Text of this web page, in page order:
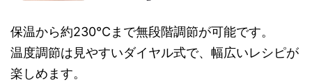
保温から約230℃まで無段階調節が可能です。
温度調節は見やすいダイヤル式で、幅広いレシピが
楽しめます。